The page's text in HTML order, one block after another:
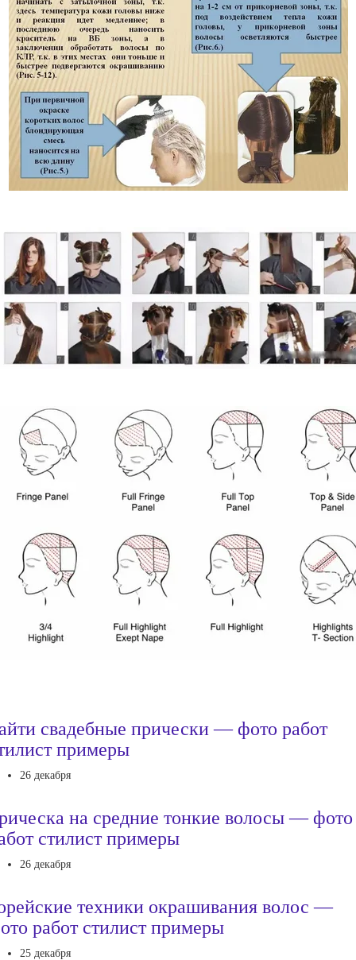
свадебные прически — фото работ
примеры
26 декабря
на средние тонкие волосы — фото
стилист примеры
26 декабря
техники окрашивания волос —
работ стилист примеры
25 декабря